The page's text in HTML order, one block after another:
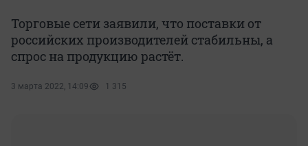
Торговые сети заявили, что поставки от
российских производителей стабильны, а
спрос на продукцию растёт.
3 марта 2022, 14:09 1 315